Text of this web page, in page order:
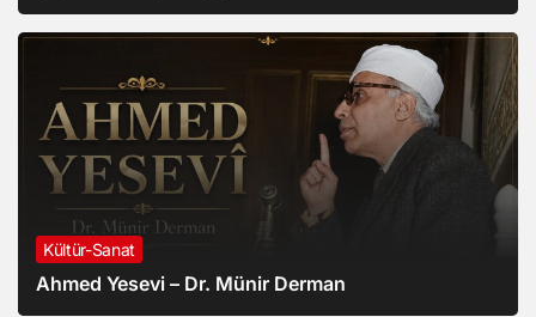
Kültür-Sanat
Ahmed Yesevi – Dr. Münir Derman